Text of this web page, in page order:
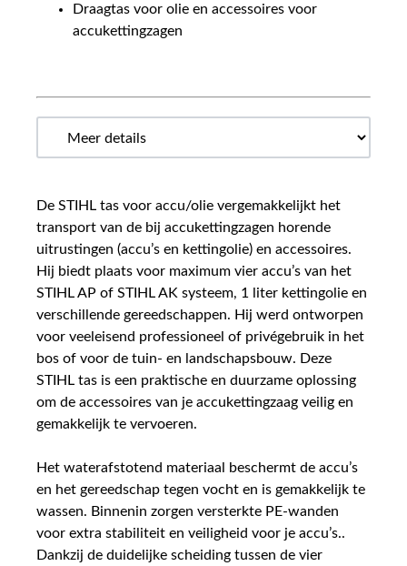
Draagtas voor olie en accessoires voor
accukettingzagen
De STIHL tas voor accu/olie vergemakkelijkt het
transport van de bij accukettingzagen horende
uitrustingen (accu’s en kettingolie) en accessoires.
Hij biedt plaats voor maximum vier accu’s van het
STIHL AP of STIHL AK systeem, 1 liter kettingolie en
verschillende gereedschappen. Hij werd ontworpen
voor veeleisend professioneel of privégebruik in het
bos of voor de tuin- en landschapsbouw. Deze
STIHL tas is een praktische en duurzame oplossing
om de accessoires van je accukettingzaag veilig en
gemakkelijk te vervoeren.
Het waterafstotend materiaal beschermt de accu’s
en het gereedschap tegen vocht en is gemakkelijk te
wassen. Binnenin zorgen versterkte PE-wanden
voor extra stabiliteit en veiligheid voor je accu’s..
Dankzij de duidelijke scheiding tussen de vier